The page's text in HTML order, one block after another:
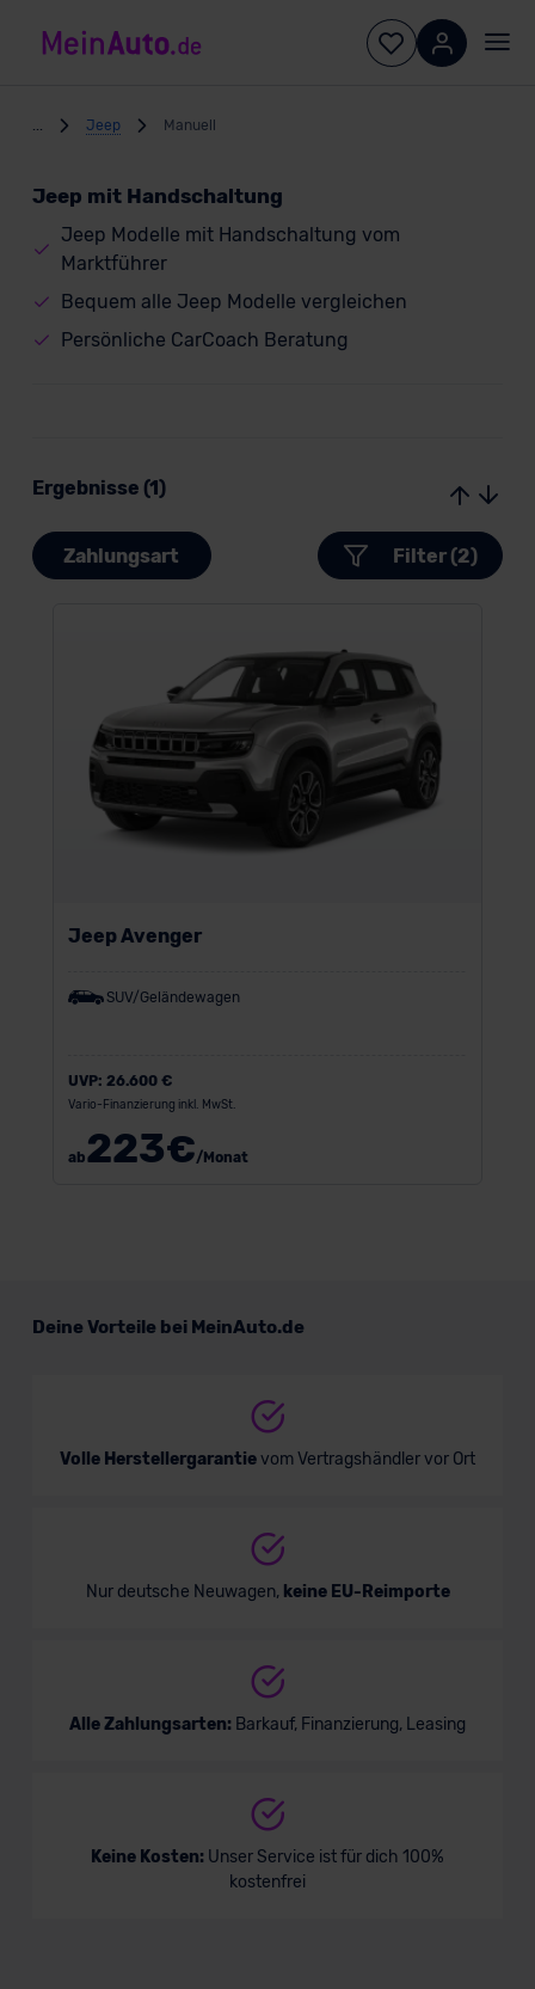
Jeep Manuell
Jeep mit Handschaltung
Jeep Modelle mit Handschaltung vom
Marktführer
Bequem alle Jeep Modelle vergleichen
Persönliche CarCoach Beratung
Ergebnisse (1)
Zahlungsart Filter (2)
Jeep Avenger
SUV/Geländewagen
UVP: 26.600 €
Vario-Finanzierung inkl. MwSt.
ab223€/Monat
Deine Vorteile bei MeinAuto.de
Volle Herstellergarantievom Vertragshändler vor Ort
Nur deutsche Neuwagen, keine EU-Reimporte
Alle Zahlungsarten: Barkauf, Finanzierung, Leasing
Keine Kosten: Unser Service ist für dich 100%
kostenfrei